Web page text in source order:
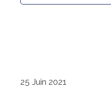
25 Juin 2021